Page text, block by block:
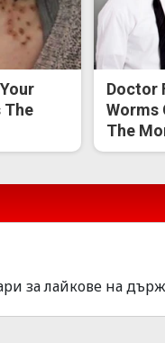
The
Doctor
Worms
The
за лайкове на